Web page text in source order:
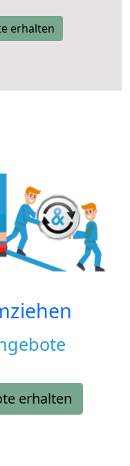
erhalten
erhalten